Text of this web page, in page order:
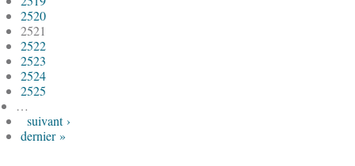
2520
2521
2522
2523
2524
2525
…
suivant ›
dernier »